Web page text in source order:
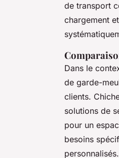
de transport
chargement
Dans le
de garde-
clients.
solutions de
pour un
besoins
personnalisés.